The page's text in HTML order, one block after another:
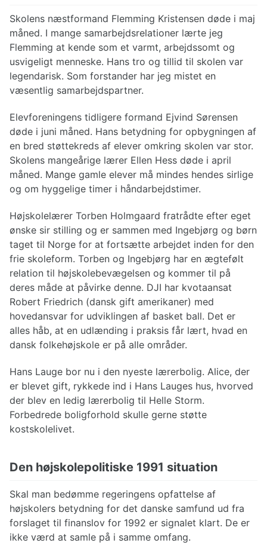
Skolens næstformand Flemming Kristensen døde i maj
måned. I mange samarbejdsrelationer lærte jeg
Flemming at kende som et varmt, arbejdssomt og
usvigeligt menneske. Hans tro og tillid til skolen var
legendarisk. Som forstander har jeg mistet en
væsentlig samarbejdspartner.
Elevforeningens tidligere formand Ejvind Sørensen
døde i juni måned. Hans betydning for opbygningen af
en bred støttekreds af elever omkring skolen var stor.
Skolens mangeårige lærer Ellen Hess døde i april
måned. Mange gamle elever må mindes hendes sirlige
og om hyggelige timer i håndarbejdstimer.
Højskolelærer Torben Holmgaard fratrådte efter eget
ønske sir stilling og er sammen med Ingebjørg og børn
taget til Norge for at fortsætte arbejdet inden for den
frie skoleform. Torben og Ingebjørg har en ægtefølt
relation til højskolebevægelsen og kommer til på
deres måde at påvirke denne. DJI har kvotaansat
Robert Friedrich (dansk gift amerikaner) med
hovedansvar for udviklingen af basket ball. Det er
alles håb, at en udlænding i praksis får lært, hvad en
dansk folkehøjskole er på alle områder.
Hans Lauge bor nu i den nyeste lærerbolig. Alice, der
er blevet gift, rykkede ind i Hans Lauges hus, hvorved
der blev en ledig lærerbolig til Helle Storm.
Forbedrede boligforhold skulle gerne støtte
kostskolelivet.
Den højskolepolitiske 1991 situation
Skal man bedømme regeringens opfattelse af
højskolers betydning for det danske samfund ud fra
forslaget til finanslov for 1992 er signalet klart. De er
ikke værd at samle på i samme omfang.